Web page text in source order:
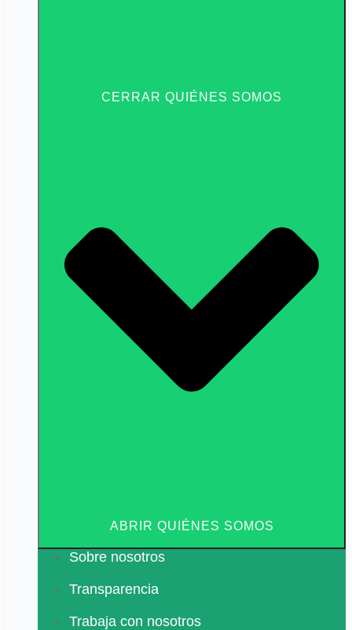
CERRAR QUIÉNES SOMOS
ABRIR QUIÉNES SOMOS
Sobre nosotros
Transparencia
Trabaja con nosotros